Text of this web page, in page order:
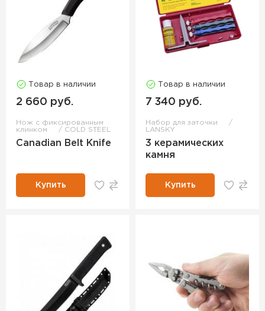
Товар в наличии
2 660 руб.
Нож с фиксированным
клинком
COLD STEEL
Canadian Belt Knife
Купить
Товар в наличии
7 340 руб.
Набор для заточки
LANSKY
3 керамических
камня
Купить